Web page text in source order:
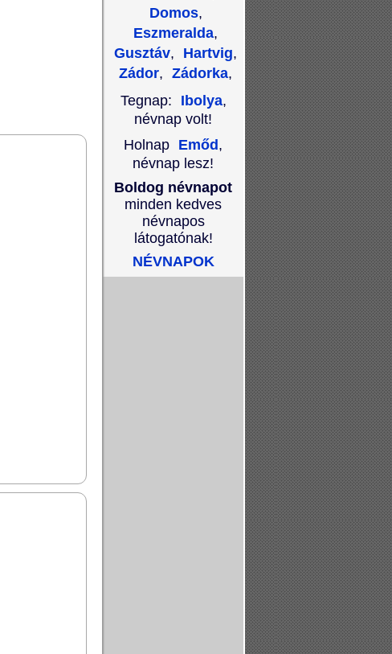
Domos,
Eszmeralda,
Gusztáv, Hartvig,
Zádor, Zádorka,
Tegnap:
Ibolya,
névnap volt!
Holnap Emőd ,
névnap lesz!
Boldog névnapot
minden kedves
névnapos
látogatónak!
NÉVNAPOK